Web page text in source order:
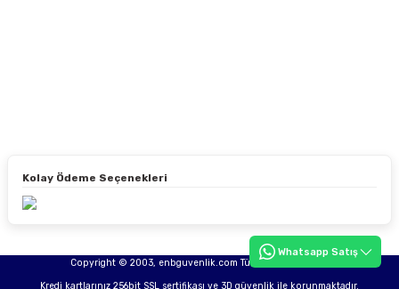
Kolay Ödeme Seçenekleri
Copyright © 2003, enbguvenlik.com Tüm hakları saklıdır.
Kredi kartlarınız 256bit SSL sertifikası ve 3D güvenlik ile korunmaktadır.
Whatsapp Satış